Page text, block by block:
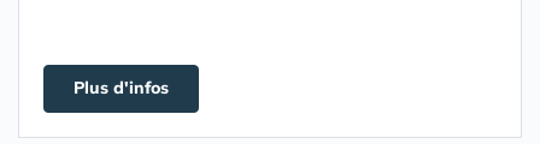
Plus d'infos